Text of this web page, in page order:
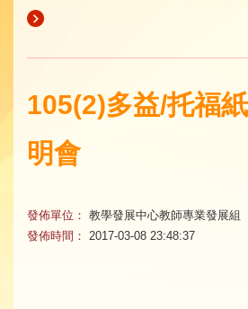
105(2)多益/托福
明會
發佈單位： 教學發展中心教師專業發展組
發佈時間：
2017-03-08 23:48:37